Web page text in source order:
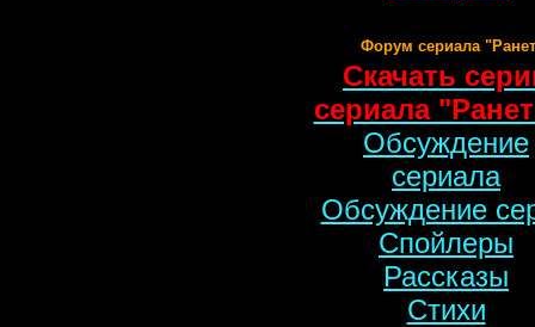
Форум сериала
Скачать
сериала
Обсуждение
сериала
Обсуждение
Спойлеры
Рассказы
Стихи